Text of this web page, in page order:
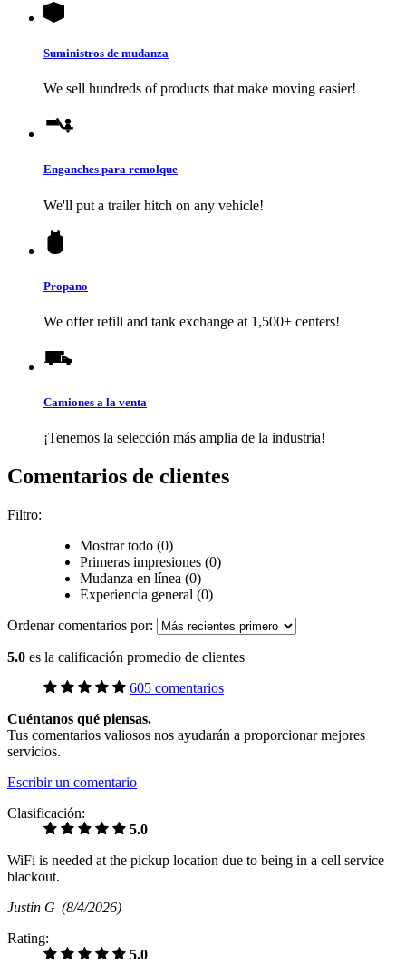
Suministros de mudanza
We sell hundreds of products that make moving easier!
Enganches para remolque
We'll put a trailer hitch on any vehicle!
Propano
We offer refill and tank exchange at 1,500+ centers!
Camiones a la venta
¡Tenemos la selección más amplia de la industria!
Comentarios de clientes
Filtro:
Mostrar todo (0)
Primeras impresiones (0)
Mudanza en línea (0)
Experiencia general (0)
Ordenar comentarios por:
5.0 es la calificación promedio de clientes
605 comentarios
Cuéntanos qué piensas.
Tus comentarios valiosos nos ayudarán a proporcionar mejores
servicios.
Escribir un comentario
Clasificación:
5.0
WiFi is needed at the pickup location due to being in a cell service
blackout.
Justin G (8/4/2026)
Rating:
5.0